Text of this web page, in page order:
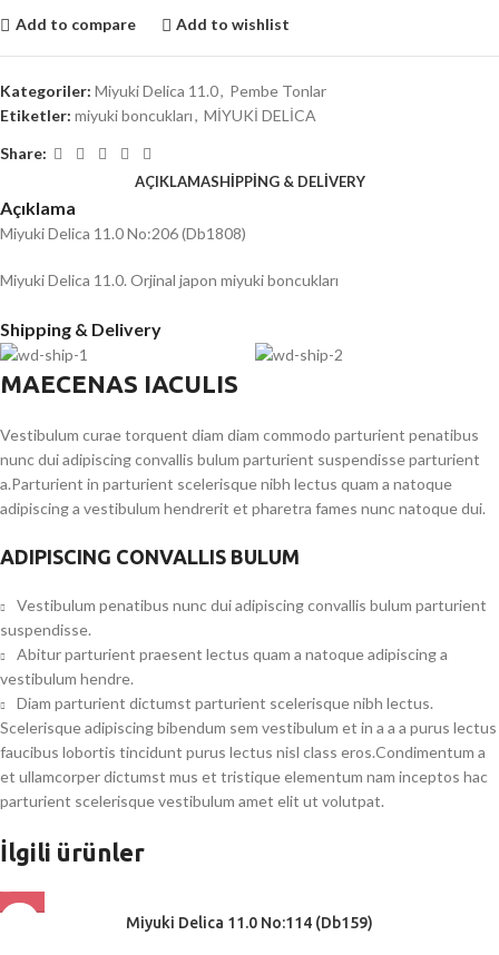
Add to compare Add to wishlist
Kategoriler: Miyuki Delica 11.0, Pembe Tonlar
Etiketler: miyuki boncukları, MİYUKİ DELİCA
Share:
AÇIKLAMASHIPPING & DELIVERY
Açıklama
Miyuki Delica 11.0 No:206 (Db1808)
Miyuki Delica 11.0. Orjinal japon miyuki boncukları
Shipping & Delivery
MAECENAS IACULIS
Vestibulum curae torquent diam diam commodo parturient penatibus
nunc dui adipiscing convallis bulum parturient suspendisse parturient
a.Parturient in parturient scelerisque nibh lectus quam a natoque
adipiscing a vestibulum hendrerit et pharetra fames nunc natoque dui.
ADIPISCING CONVALLIS BULUM
Vestibulum penatibus nunc dui adipiscing convallis bulum parturient
suspendisse.
Abitur parturient praesent lectus quam a natoque adipiscing a
vestibulum hendre.
Diam parturient dictumst parturient scelerisque nibh lectus.
Scelerisque adipiscing bibendum sem vestibulum et in a a a purus lectus
faucibus lobortis tincidunt purus lectus nisl class eros.Condimentum a
et ullamcorper dictumst mus et tristique elementum nam inceptos hac
parturient scelerisque vestibulum amet elit ut volutpat.
İlgili ürünler
Miyuki Delica 11.0 No:114 (Db159)